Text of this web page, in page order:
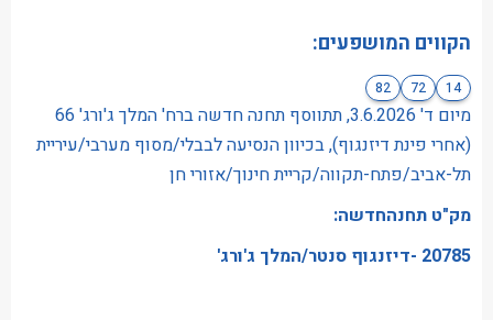
הַמְּסַיַּעַת
לִנְגִישׁוּת
הָאֲתָר.
הקווים המושפעים:
14
72
82
מיום ד' 3.6.2026, תתווסף תחנה חדשה ברח' המלך ג'ורג' 66
(אחרי פינת דיזנגוף), בכיוון הנסיעה לבבלי/מסוף מערבי/עיריית
תל-אביב/פתח-תקווה/קריית חינוך/אזורי חן
מק"ט תחנהחדשה:
20785 -דיזנגוף סנטר/המלך ג'ורג'